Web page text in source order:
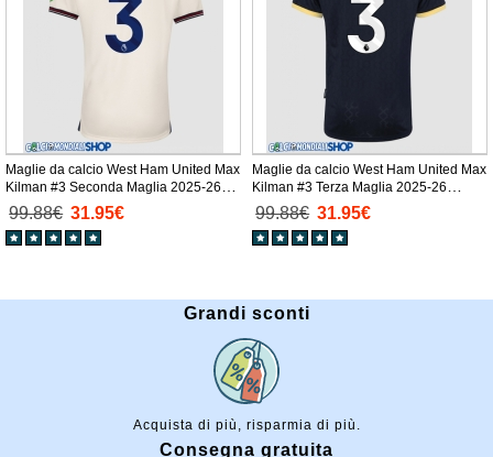
Maglie da calcio West Ham United Max
Kilman #3 Seconda Maglia 2025-26
Manica Corta
99.88€ 31.95€
Maglie da calcio West Ham United Max
Kilman #3 Terza Maglia 2025-26
Manica Corta
99.88€ 31.95€
Grandi sconti
Acquista di più, risparmia di più.
Consegna gratuita